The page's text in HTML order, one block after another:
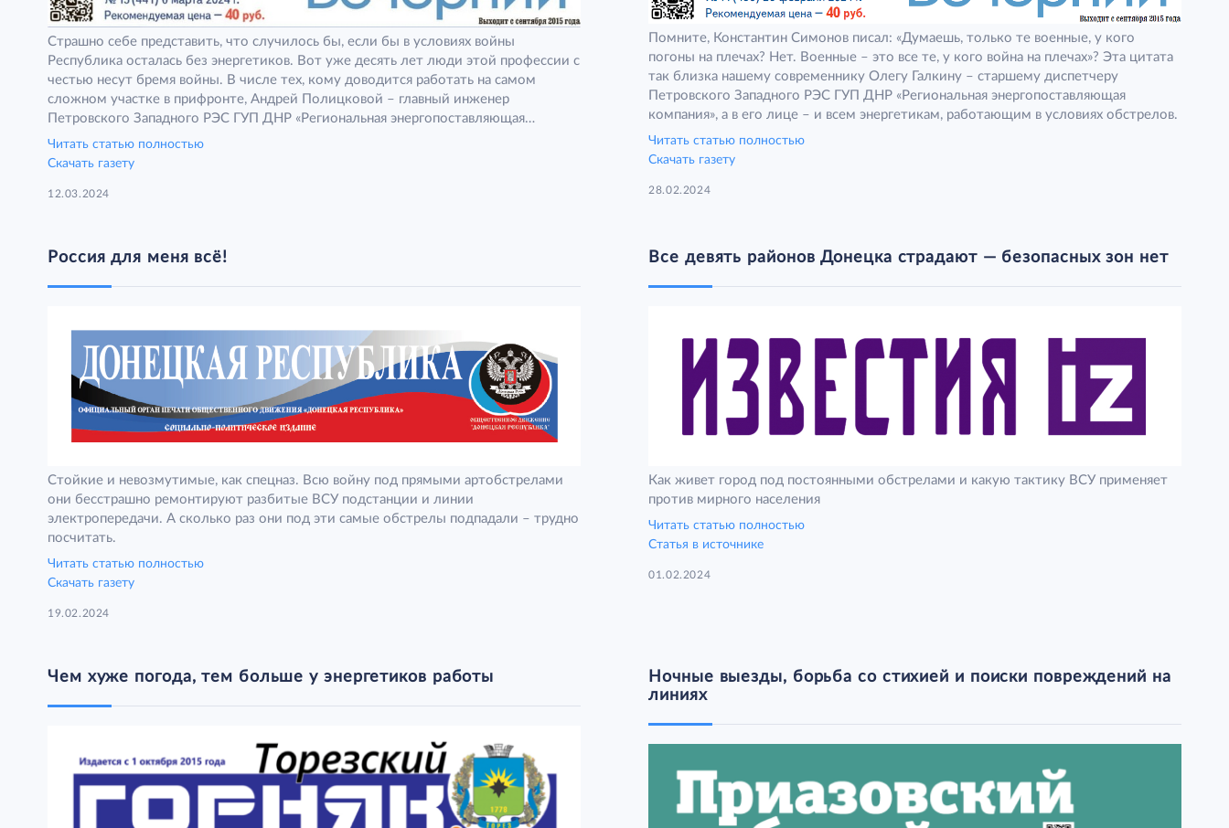
Страшно себе представить, что случилось бы, если бы в условиях войны
Республика осталась без энергетиков. Вот уже десять лет люди этой профессии с
честью несут бремя войны. В числе тех, кому доводится работать на самом
сложном участке в прифронте, Андрей Полицковой – главный инженер
Петровского Западного РЭС ГУП ДНР «Региональная энергопоставляющая
компания».
Читать статью полностью
Скачать газету
12.03.2024
Помните, Константин Симонов писал: «Думаешь, только те военные, у кого
погоны на плечах? Нет. Военные – это все те, у кого война на плечах»? Эта цитата
так близка нашему современнику Олегу Галкину – старшему диспетчеру
Петровского Западного РЭС ГУП ДНР «Региональная энергопоставляющая
компания», а в его лице – и всем энергетикам, работающим в условиях обстрелов.
Читать статью полностью
Скачать газету
28.02.2024
Россия для меня всё!
Стойкие и невозмутимые, как спецназ. Всю войну под прямыми артобстрелами
они бесстрашно ремонтируют разбитые ВСУ подстанции и линии
электропередачи. А сколько раз они под эти самые обстрелы подпадали – трудно
посчитать.
Читать статью полностью
Скачать газету
19.02.2024
Все девять районов Донецка страдают — безопасных зон нет
Как живет город под постоянными обстрелами и какую тактику ВСУ применяет
против мирного населения
Читать статью полностью
Статья в источнике
01.02.2024
Чем хуже погода, тем больше у энергетиков работы
Ночные выезды, борьба со стихией и поиски повреждений на
линиях